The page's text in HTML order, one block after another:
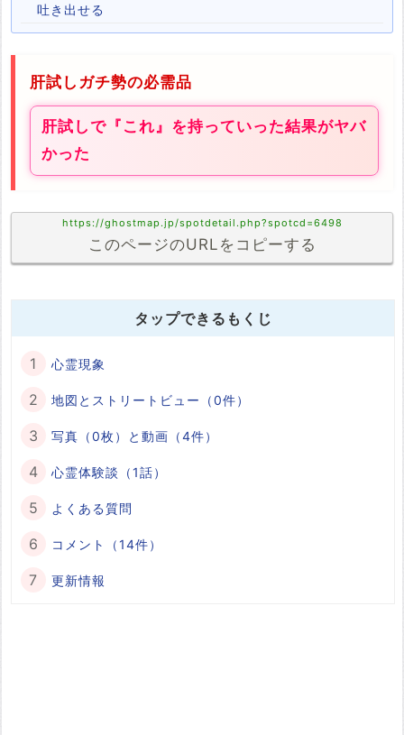
吐き出せる
肝試しガチ勢の必需品
肝試しで『これ』を持っていった結果がヤバ
かった
https://ghostmap.jp/spotdetail.php?spotcd=6498
このページのURLをコピーする
タップできるもくじ
心霊現象
地図とストリートビュー（0件）
写真（0枚）と動画（4件）
心霊体験談（1話）
よくある質問
コメント（14件）
更新情報